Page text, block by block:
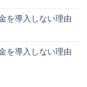
を導入しない理由
を導入しない理由